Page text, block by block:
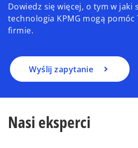
Dowiedz się więcej, o tym w jaki
technologia KPMG mogą pomóc
firmie.
Wyślij zapytanie
Nasi eksperci